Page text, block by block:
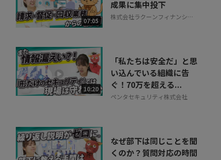
07:05
成果に集中投下
株式会社ラクーンフィナンシャ
10:20
「私たちは安全だ」と思
い込んでいる組織に告
ぐ！70万を超える...
ペンタセキュリティ株式会社
なぜ部下は同じことを聞
くのか？質問対応の時間